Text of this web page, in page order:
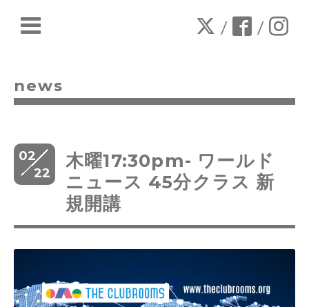
/ /
news
02
22
木曜17:30pm- ワールド
ニュース 45分クラス 新
規開講